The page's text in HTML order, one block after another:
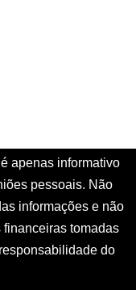
é apenas informativo
pessoais. Não
informações e não
tomadas
do